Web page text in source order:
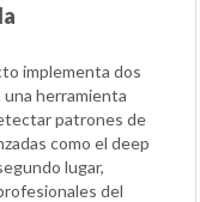
implementa dos
una herramienta
patrones de
como el deep
lugar,
del